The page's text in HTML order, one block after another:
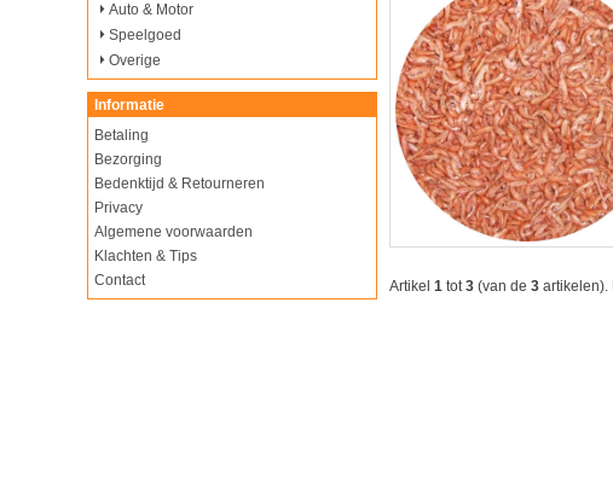
Auto & Motor
Speelgoed
Overige
Informatie
Betaling
Bezorging
Bedenktijd & Retourneren
Privacy
Algemene voorwaarden
Klachten & Tips
Contact
Artikel 1 tot3 (van de 3 artikelen).